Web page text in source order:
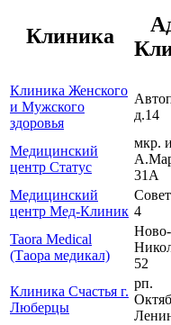
Клиника
Клиника Женского
и Мужского
здоровья
д.14
Медицинский
центр Статус
мкр.
31А
Медицинский
центр Мед-Клиник 4
Taora Medical
(Таора медикал)
Ново-
52
Клиника Счастья г.
Люберцы
рп.